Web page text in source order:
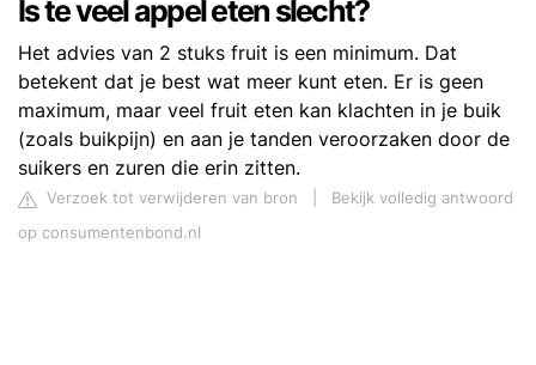
Is te veel appel eten slecht?
Het advies van 2 stuks fruit is een minimum. Dat
betekent dat je best wat meer kunt eten. Er is geen
maximum, maar veel fruit eten kan klachten in je buik
(zoals buikpijn) en aan je tanden veroorzaken door de
suikers en zuren die erin zitten.
Verzoek tot verwijderen van bron
Bekijk volledig antwoord
op consumentenbond.nl